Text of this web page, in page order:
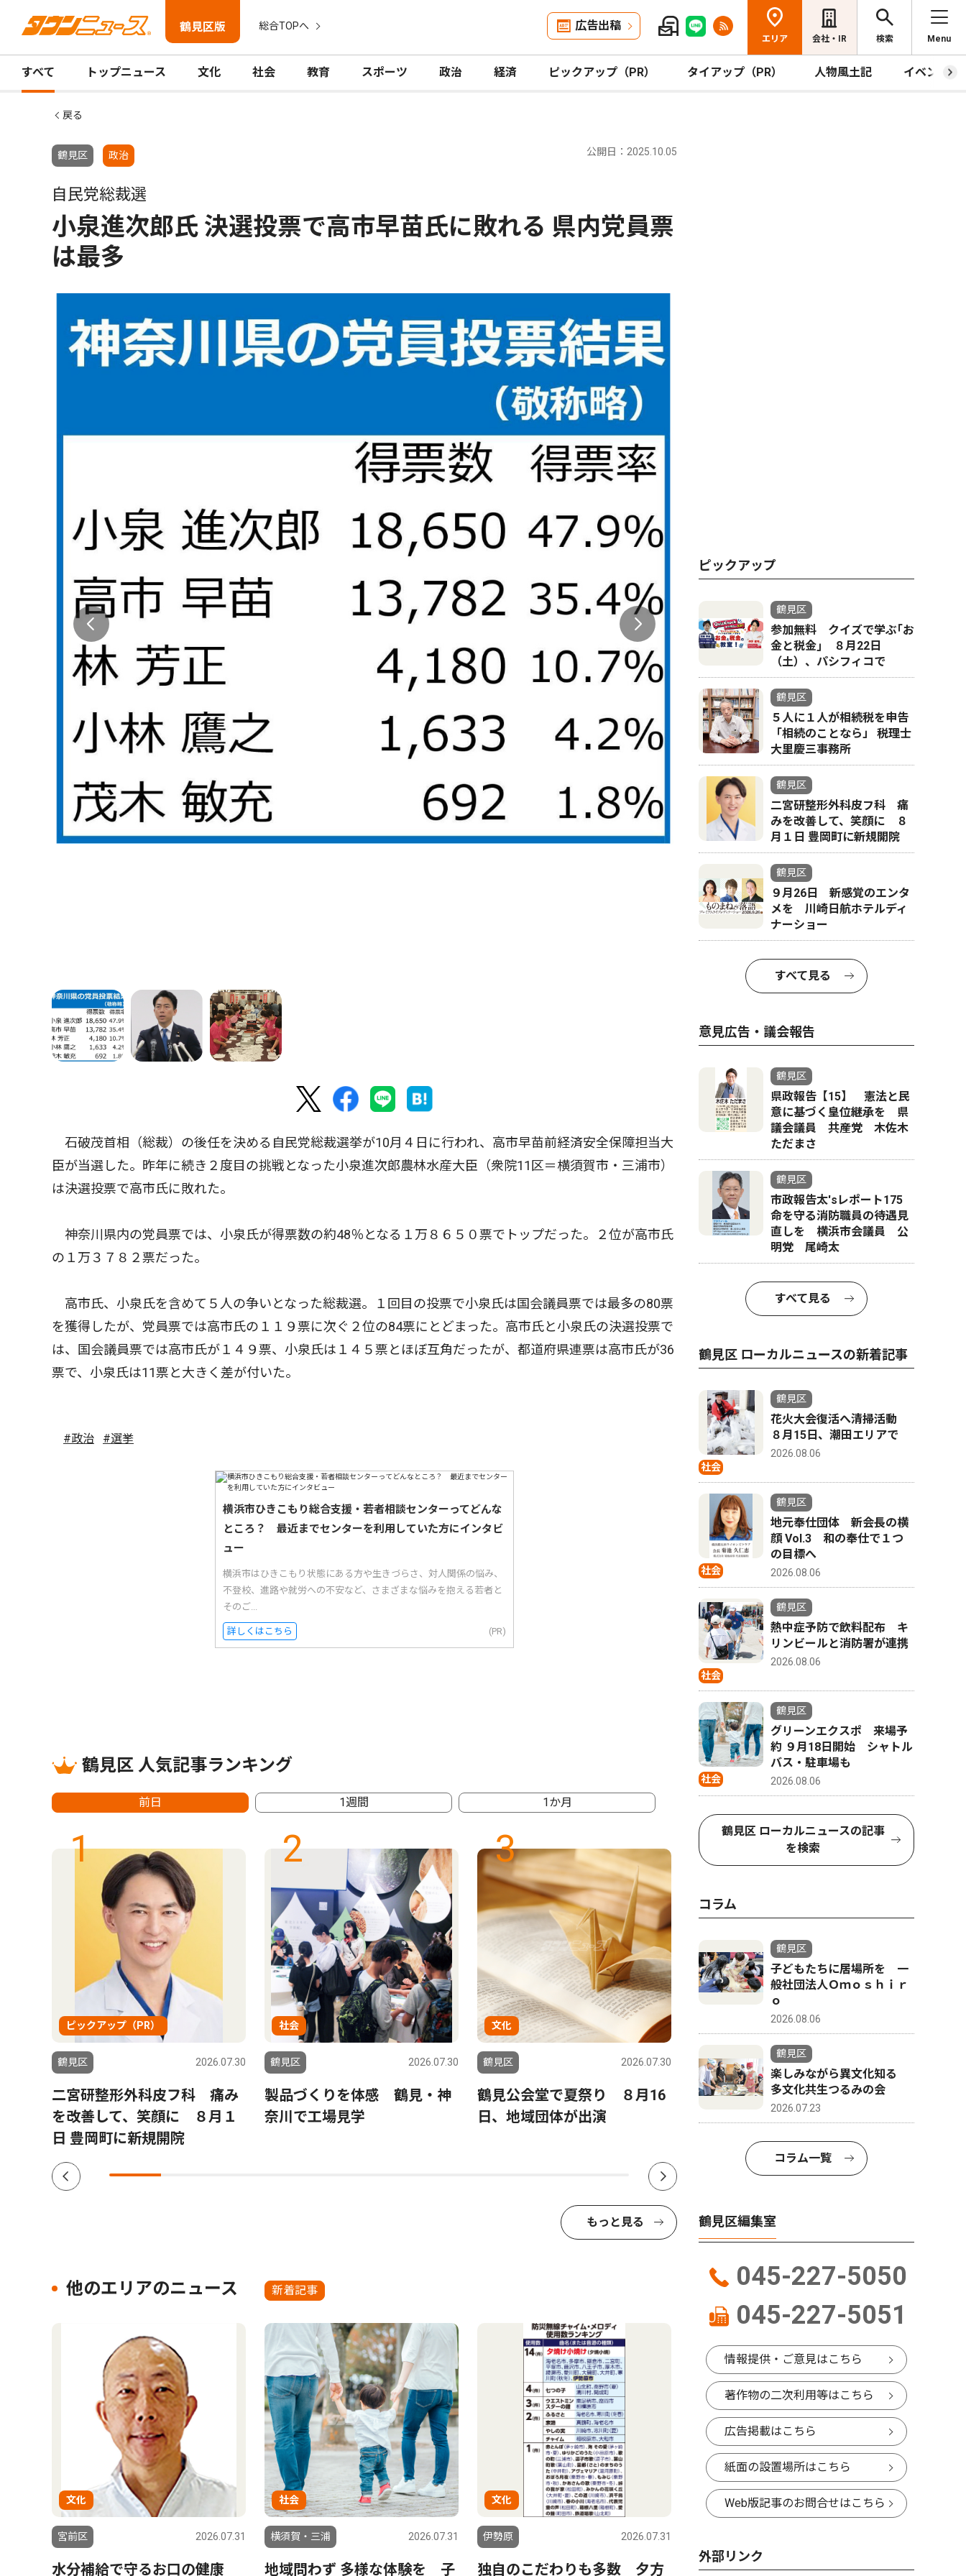
鶴見区版 総合TOPへ 広告出稿
エリア 会社・IR 検索 Menu
すべて トップニュース 文化 社会 教育 スポーツ 政治 経済 ピックアップ（PR） タイアップ（PR） 人物風土記 イベント
戻る
鶴見区 政治 公開日：2025.10.05
自民党総裁選
小泉進次郎氏 決選投票で高市早苗氏に敗れる 県内党員票
は最多
決選投票で敗れた小泉
石破茂首相（総裁）の後任を決める自民党総裁選挙が10月４日に行われ、高市早苗前経済安全保障担当大
臣が当選した。昨年に続き２度目の挑戦となった小泉進次郎農林水産大臣（衆院11区＝横須賀市・三浦市）
は決選投票で高市氏に敗れた。
神奈川県内の党員票では、小泉氏が得票数の約48％となる１万８６５０票でトップだった。２位が高市氏
の１万３７８２票だった。
高市氏、小泉氏を含めて５人の争いとなった総裁選。１回目の投票で小泉氏は国会議員票では最多の80票
を獲得したが、党員票では高市氏の１１９票に次ぐ２位の84票にとどまった。高市氏と小泉氏の決選投票で
は、国会議員票では高市氏が１４９票、小泉氏は１４５票とほぼ互角だったが、都道府県連票は高市氏が36
票で、小泉氏は11票と大きく差が付いた。
#政治 #選挙
横浜市ひきこもり総合支援・若者相談センターってどんな
ところ？ 最近までセンターを利用していた方にインタビ
ュー
横浜市はひきこもり状態にある方や生きづらさ、対人関係の悩み、
不登校、進路や就労への不安など、さまざまな悩みを抱える若者と
そのご...
詳しくはこちら (PR)
鶴見区 人気記事ランキング
前日 1週間 1か月
1
ピックアップ（PR）
鶴見区 2026.07.30
二宮研整形外科皮フ科 痛み
を改善して、笑顔に ８月１
日 豊岡町に新規開院
2
社会
鶴見区 2026.07.30
製品づくりを体感 鶴見・神
奈川で工場見学
3
文化
鶴見区 2026.07.30
鶴見公会堂で夏祭り ８月16
日、地域団体が出演
4
鶴見区
ファッションショーと音楽が
サルビアホールで16日
もっと見る
他のエリアのニュース 新着記事
文化
宮前区 2026.07.31
水分補給で守るお口の健康
社会
横須賀・三浦 2026.07.31
地域問わず 多様な体験を 子
文化
伊勢原 2026.07.31
独自のこだわりも多数 夕方
ピックアップ
鶴見区
参加無料 クイズで学ぶ｢お
金と税金｣ ８月22日
（土）、パシフィコで
鶴見区
５人に１人が相続税を申告
「相続のことなら」 税理士
大里慶三事務所
鶴見区
二宮研整形外科皮フ科 痛
みを改善して、笑顔に ８
月１日 豊岡町に新規開院
鶴見区
９月26日 新感覚のエンタ
メを 川崎日航ホテルディ
ナーショー
すべて見る
意見広告・議会報告
鶴見区
県政報告【15】 憲法と民
意に基づく皇位継承を 県
議会議員 共産党 木佐木
ただまさ
鶴見区
市政報告太'sレポート175
命を守る消防職員の待遇見
直しを 横浜市会議員 公
明党 尾崎太
すべて見る
鶴見区 ローカルニュースの新着記事
社会
鶴見区
花火大会復活へ清掃活動
８月15日、潮田エリアで
2026.08.06
社会
鶴見区
地元奉仕団体 新会長の横
顔 Vol.3 和の奉仕で１つ
の目標へ
2026.08.06
社会
鶴見区
熱中症予防で飲料配布 キ
リンビールと消防署が連携
2026.08.06
社会
鶴見区
グリーンエクスポ 来場予
約 ９月18日開始 シャトル
バス・駐車場も
2026.08.06
鶴見区 ローカルニュースの記事
を検索
コラム
鶴見区
子どもたちに居場所を 一
般社団法人Ｏｍｏｓｈｉｒ
ｏ
2026.08.06
鶴見区
楽しみながら異文化知る
多文化共生つるみの会
2026.07.23
コラム一覧
鶴見区編集室
045-227-5050
045-227-5051
情報提供・ご意見はこちら
著作物の二次利用等はこちら
広告掲載はこちら
紙面の設置場所はこちら
Web版記事のお問合せはこちら
外部リンク